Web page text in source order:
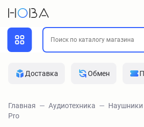
Доставка Обмен
Главная Аудиотехника Наушники
Pro